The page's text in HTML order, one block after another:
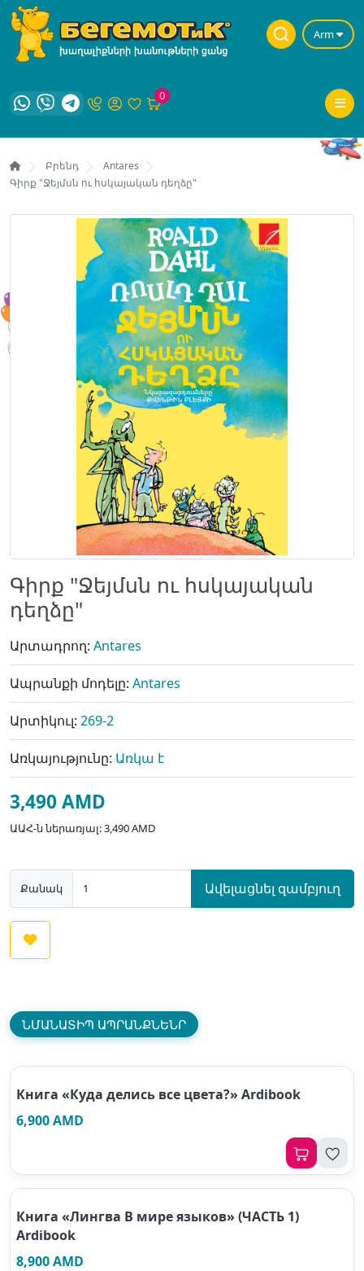
Arm
0
Բրենդ
Antares
Գիրք "Ջեյմսն ու հսկայական դեղձը"
Գիրք "Ջեյմսն ու հսկայական
դեղձը"
Արտադրող: Antares
Ապրանքի մոդելը: Antares
Արտիկուլ: 269-2
Առկայությունը: Առկա է
3,490 AMD
ԱԱՀ-ն ներառյալ: 3,490 AMD
Քանակ Ավելացնել զամբյուղ
ՆՄԱՆԱՏԻՊ ԱՊՐԱՆՔՆԵՆՐ
Книга «Куда делись все цвета?» Ardibook
6,900 AMD
Книга «Лингва В мире языков» (ЧАСТЬ 1)
Ardibook
8,900 AMD